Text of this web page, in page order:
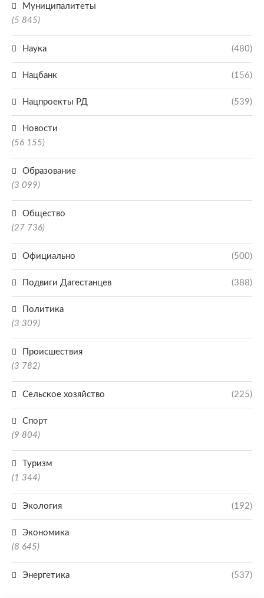
Муниципалитеты
(5 845)
Наука (480)
Нацбанк (156)
Нацпроекты РД (539)
Новости
(56 155)
Образование
(3 099)
Общество
(27 736)
Официально (500)
Подвиги Дагестанцев (388)
Политика
(3 309)
Происшествия
(3 782)
Сельское хозяйство (225)
Спорт
(9 804)
Туризм
(1 344)
Экология (192)
Экономика
(8 645)
Энергетика (537)